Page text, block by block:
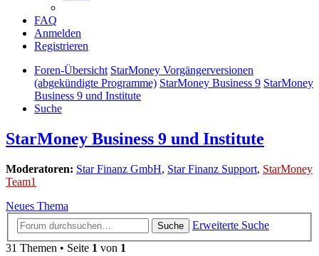
FAQ
Anmelden
Registrieren
Foren-Übersicht StarMoney Vorgängerversionen
(abgekündigte Programme) StarMoney Business 9 StarMoney
Business 9 und Institute
Suche
StarMoney Business 9 und Institute
Moderatoren: Star Finanz GmbH, Star Finanz Support, StarMoney
Team1
Neues Thema
Suche
Erweiterte Suche
31 Themen • Seite 1 von 1